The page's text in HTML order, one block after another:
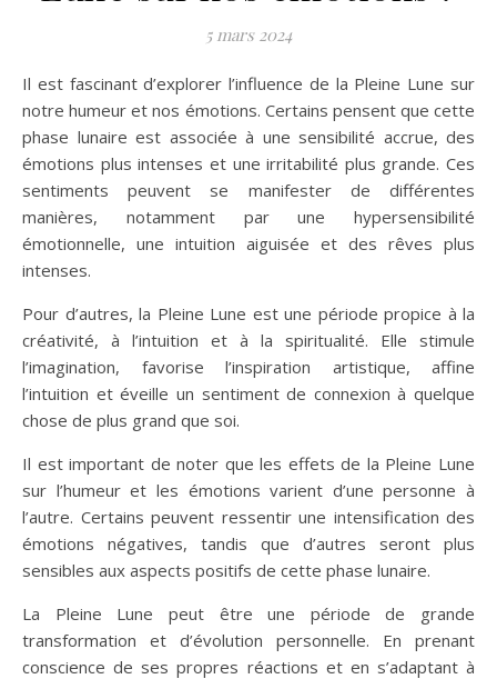
5 mars 2024
Il est fascinant d’explorer l’influence de la Pleine Lune sur
notre humeur et nos émotions. Certains pensent que cette
phase lunaire est associée à une sensibilité accrue, des
émotions plus intenses et une irritabilité plus grande. Ces
sentiments peuvent se manifester de différentes
manières, notamment par une hypersensibilité
émotionnelle, une intuition aiguisée et des rêves plus
intenses.
Pour d’autres, la Pleine Lune est une période propice à la
créativité, à l’intuition et à la spiritualité. Elle stimule
l’imagination, favorise l’inspiration artistique, affine
l’intuition et éveille un sentiment de connexion à quelque
chose de plus grand que soi.
Il est important de noter que les effets de la Pleine Lune
sur l’humeur et les émotions varient d’une personne à
l’autre. Certains peuvent ressentir une intensification des
émotions négatives, tandis que d’autres seront plus
sensibles aux aspects positifs de cette phase lunaire.
La Pleine Lune peut être une période de grande
transformation et d’évolution personnelle. En prenant
conscience de ses propres réactions et en s’adaptant à